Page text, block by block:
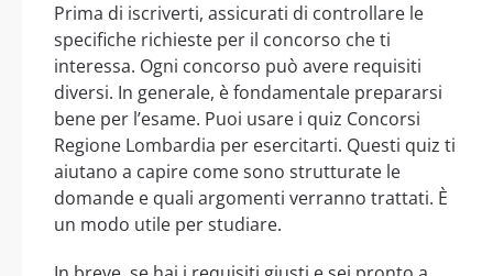
Prima di iscriverti, assicurati di controllare le
specifiche richieste per il concorso che ti
interessa. Ogni concorso può avere requisiti
diversi. In generale, è fondamentale prepararsi
bene per l’esame. Puoi usare i quiz Concorsi
Regione Lombardia per esercitarti. Questi quiz ti
aiutano a capire come sono strutturate le
domande e quali argomenti verranno trattati. È
un modo utile per studiare.